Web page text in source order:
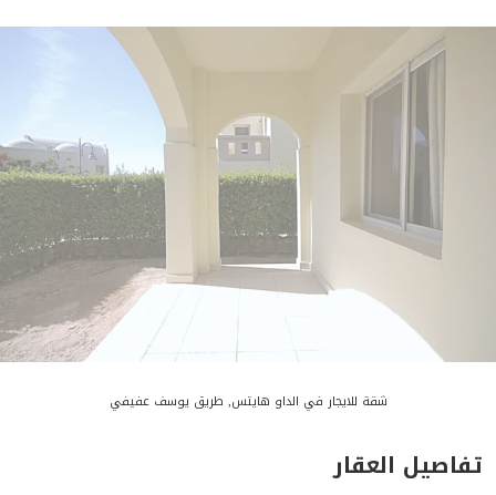
شقة للايجار في الداو هايتس, طريق يوسف عفيفي
تفاصيل العقار